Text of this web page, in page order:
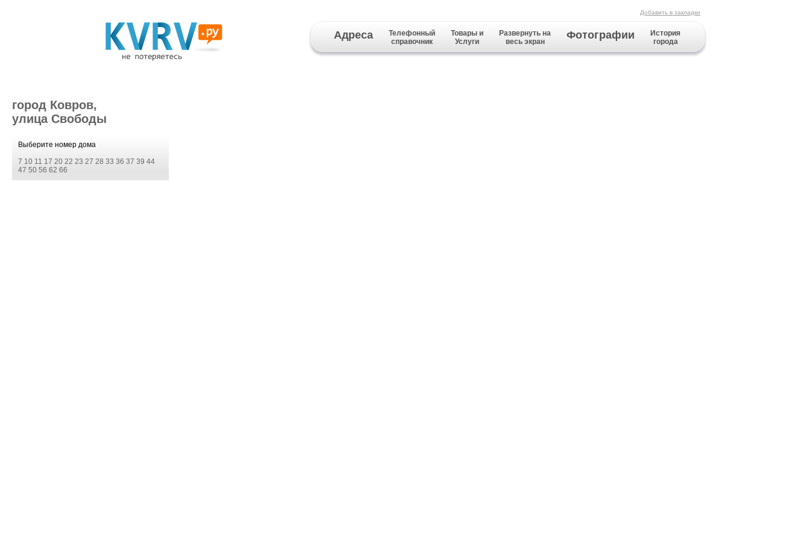
Добавить в закладки
Адреса
Телефонный
справочник
Товары и
Услуги
Развернуть на
весь экран
Фотографии
История
города
город Ковров,
улица Свободы
Выберите номер дома
7 10 11 17 20 22 23 27 28 33 36 37 39 44
47 50 56 62 66